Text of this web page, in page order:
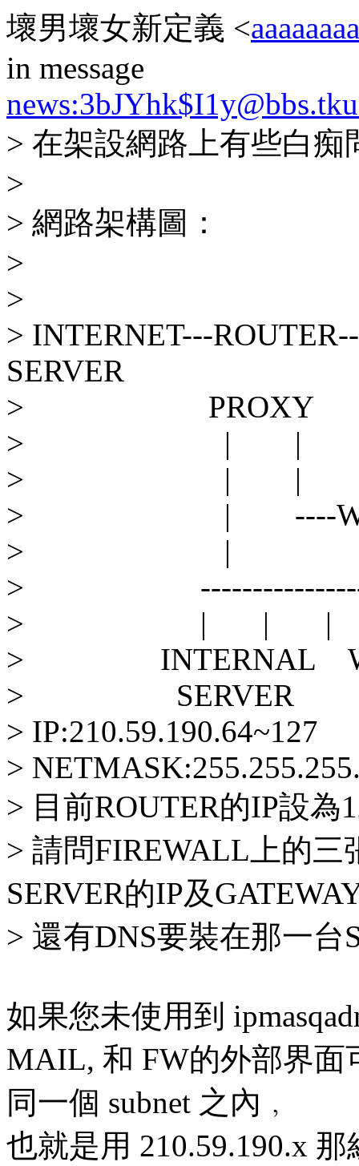
壞男壞女新定義 <
in message
> 在架設網路上有些白
>
> 網路架構圖：
>
>
> INTERNET---
SERVER
> PROXY
> | |
> | |
> | ----WEB
> |
>
> | | |
> INTERNAL WS-
> SERVER
> IP:210.59.190.64~127
>
> 目前ROUTER的IP設為
> 請問FIREWALL上的
SERVER的IP及
> 還有DNS要裝在那一台
如果您未使用到
MAIL, 和 FW的外部界面
同一個 subnet 之內﹐
也就是用 210.59.190.x